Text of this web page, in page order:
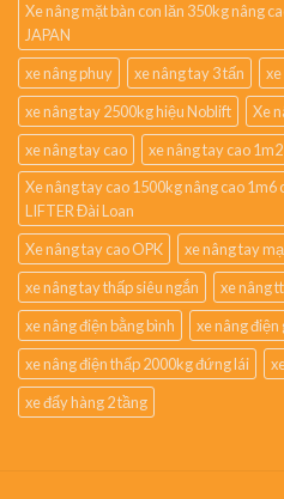
Xe nâng mặt bàn con lăn 350kg nâng
JAPAN
xe nâng phuy
xe nâng tay 3 tấn
xe nâng tay 2500kg hiệu Noblift
Xe
xe nâng tay cao
xe nâng tay cao 1m2
Xe nâng tay cao 1500kg nâng cao
LIFTER Đài Loan
Xe nâng tay cao OPK
xe nâng tay
xe nâng tay thấp siêu ngắn
xe nâng
xe nâng điện bằng bình
xe nâng điện
xe nâng điện thấp 2000kg đứng lái
xe đẩy hàng 2 tầng